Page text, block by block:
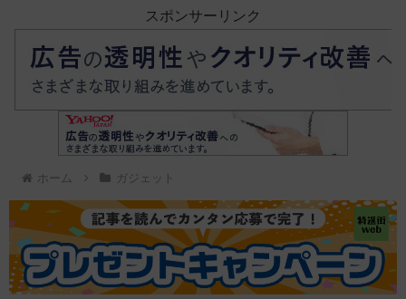
スポンサーリンク
ホーム ガジェット